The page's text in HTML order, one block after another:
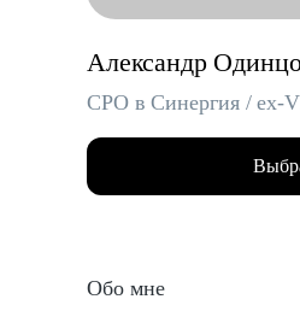
Александр
CPO в Синергия /
Обо мне